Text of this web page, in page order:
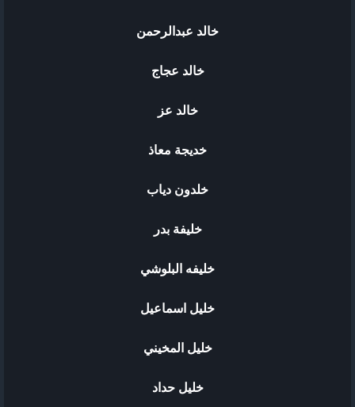
خالد عبدالرحمن
خالد عجاج
خالد عز
خديجة معاذ
خلدون دياب
خليفة بدر
خليفه البلوشي
خليل اسماعيل
خليل المخيني
خليل حداد